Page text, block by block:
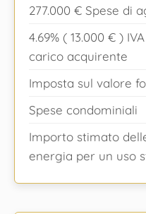
277.000 € Spese di
4.69% ( 13.000 € )
carico acquirente
Imposta sul valore
Spese condominiali
Importo stimato
energia per un uso